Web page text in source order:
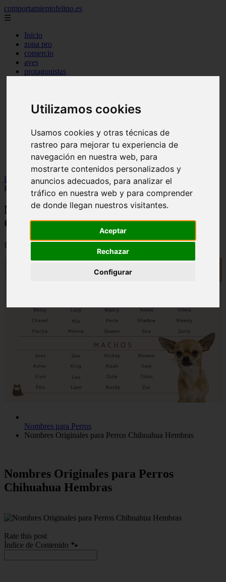
Utilizamos cookies
Usamos cookies y otras técnicas de
rastreo para mejorar tu experiencia de
navegación en nuestra web, para
mostrarte contenidos personalizados y
anuncios adecuados, para analizar el
tráfico en nuestra web y para comprender
de donde llegan nuestros visitantes.
Aceptar
Rechazar
Configurar
comportamientofelino.es
☰
Inicio
zona pro
comercio
aves
protagonistas
articulos
canal tv
novedades
tablon de anuncios
uncategorized
zona pro
Inicio
gatos2 >Nombres Originales para Perros Chihuahua
Hembras
Nombres Originales para Perros
Chihuahua Hembras
📅 12/06/2025
Nombres para Perros
Nombres Originales para Perros Chihuahua Hembras
Nombres Originales para Perros
Chihuahua Hembras
Rate this post
Índice de Contenido 🐾